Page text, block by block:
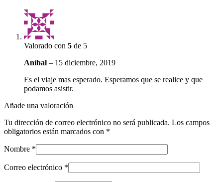
Valorado con 5 de 5
Aníbal – 15 diciembre, 2019
Es el viaje mas esperado. Esperamos que se realice y que
podamos asistir.
Añade una valoración
Tu dirección de correo electrónico no será publicada. Los campos
obligatorios están marcados con *
Nombre *
Correo electrónico *